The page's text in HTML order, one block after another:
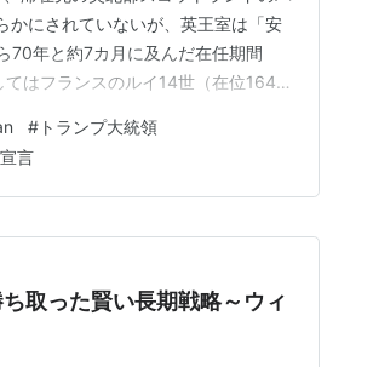
かにされていないが、英王室は「安
70年と約7カ月に及んだ在任期間
はフランスのルイ14世（在位1643
チャールズ3世」として即位した。
# トランプ大統領
言
取った賢い長期戦略～ウィ